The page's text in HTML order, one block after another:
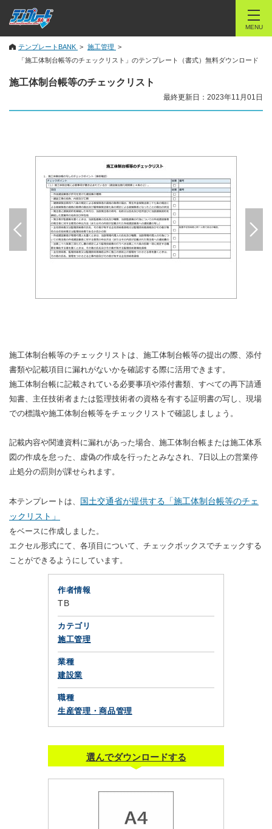
MENU
テンプレートBANK
施工管理
「施工体制台帳等のチェックリスト」のテンプレート（書式）無料ダウンロード
施工体制台帳等のチェックリスト
最終更新日：2023年11月01日
施工体制台帳等のチェックリストは、施工体制台帳等の提出の際、添付
書類や記載項目に漏れがないかを確認する際に活用できます。
施工体制台帳に記載されている必要事項や添付書類、すべての再下請通
知書、主任技術者または監理技術者の資格を有する証明書の写し、現場
での標識や施工体制台帳等をチェックリストで確認しましょう。
記載内容や関連資料に漏れがあった場合、施工体制台帳または施工体系
図の作成を怠った、虚偽の作成を行ったとみなされ、7日以上の営業停
止処分の罰則が課せられます。
本テンプレートは、 国土交通省が提供する「施工体制台帳等のチェ
ックリスト」
をベースに作成しました。
エクセル形式にて、各項目について、チェックボックスでチェックする
ことができるようにしています。
作者情報
TB
カテゴリ
施工管理
業種
建設業
職種
生産管理・商品管理
選んでダウンロードする